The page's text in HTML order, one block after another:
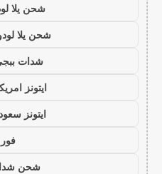
شحن يلا
شحن يلا
شدات
ايتونز
ايتونز
شحن